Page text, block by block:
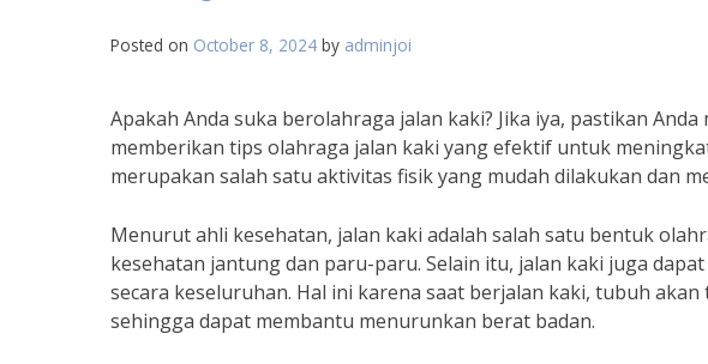
Posted on October 8, 2024 by adminjoi
Apakah Anda suka berolahraga jalan kaki? Jika iya, pastikan
memberikan tips olahraga jalan kaki yang efektif untuk
merupakan salah satu aktivitas fisik yang mudah dilakukan dan
Menurut ahli kesehatan, jalan kaki adalah salah satu bentuk
kesehatan jantung dan paru-paru. Selain itu, jalan kaki juga
secara keseluruhan. Hal ini karena saat berjalan kaki, tubuh
sehingga dapat membantu menurunkan berat badan.